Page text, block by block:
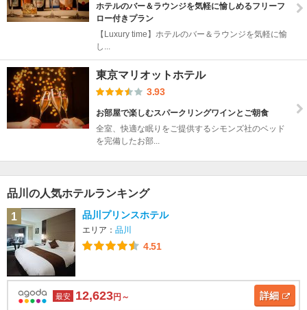
ホテルのバー＆ラウンジを気軽に愉しめるフリーフ
ロー付きプラン
【Luxury time】ホテルのバー＆ラウンジを気軽に愉
し...
東京マリオットホテル
3.93
お部屋で楽しむスパークリングワインとご朝食
全室、快適な眠りをご提供するシモンズ社のベッド
を完備したお部...
品川の人気ホテルランキング
1
品川プリンスホテル
エリア： 品川
4.51
最安 12,623円～ 詳細